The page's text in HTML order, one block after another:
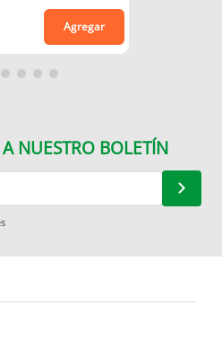
Agregar
A NUESTRO BOLETÍN